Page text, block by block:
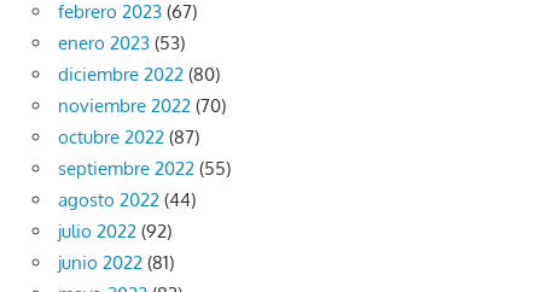
febrero 2023 (67)
enero 2023 (53)
diciembre 2022 (80)
noviembre 2022 (70)
octubre 2022 (87)
septiembre 2022 (55)
agosto 2022 (44)
julio 2022 (92)
junio 2022 (81)